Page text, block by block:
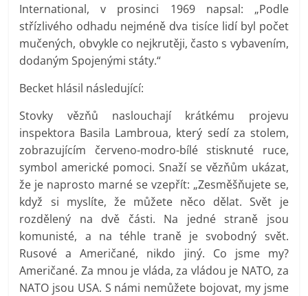
International, v prosinci 1969 napsal: „Podle
střízlivého odhadu nejméně dva tisíce lidí byl počet
mučených, obvykle co nejkrutěji, často s vybavením,
dodaným Spojenými státy.“
Becket hlásil následující:
Stovky vězňů naslouchají krátkému projevu
inspektora Basila Lambroua, který sedí za stolem,
zobrazujícím červeno-modro-bílé stisknuté ruce,
symbol americké pomoci. Snaží se vězňům ukázat,
že je naprosto marné se vzepřít: „Zesměšňujete se,
když si myslíte, že můžete něco dělat. Svět je
rozdělený na dvě části. Na jedné straně jsou
komunisté, a na téhle traně je svobodný svět.
Rusové a Američané, nikdo jiný. Co jsme my?
Američané. Za mnou je vláda, za vládou je NATO, za
NATO jsou USA. S námi nemůžete bojovat, my jsme